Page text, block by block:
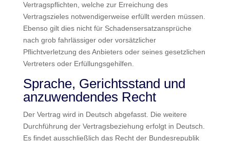
Vertragspflichten, welche zur Erreichung des
Vertragszieles notwendigerweise erfüllt werden müssen.
Ebenso gilt dies nicht für Schadensersatzansprüche
nach grob fahrlässiger oder vorsätzlicher
Pflichtverletzung des Anbieters oder seines gesetzlichen
Vertreters oder Erfüllungsgehilfen.
Sprache, Gerichtsstand und
anzuwendendes Recht
Der Vertrag wird in Deutsch abgefasst. Die weitere
Durchführung der Vertragsbeziehung erfolgt in Deutsch.
Es findet ausschließlich das Recht der Bundesrepublik